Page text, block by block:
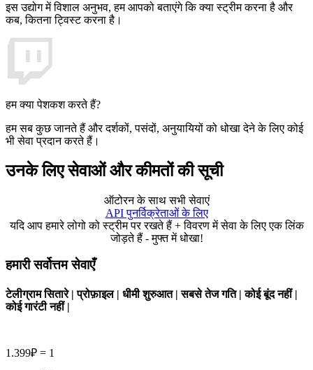
इस उद्योग में विशाल अनुभव, हम आपको बताएंगे कि क्या स्ट्रीम करना है और
कब, कितना ट्विस्ट करना है।
हम क्या पेशकश करते हैं?
हम सब कुछ जानते हैं और दर्शकों, पसंदों, अनुयायियों को धोखा देने के लिए कोई
भी सेवा प्रदान करते हैं।
उनके लिए सेवाओं और कीमतों की सूची
ऑटोरन के साथ सभी सेवाएं
API पुनर्विक्रेताओं के लिए
यदि आप हमारे लोगो को स्ट्रीम पर रखते हैं + विवरण में सेवा के लिए एक लिंक
जोड़ते हैं - मुफ्त में धोखा!
हमारी सर्वोत्तम सेवाएँ
टेलीग्राम सितारे | प्रोफ़ाइल | धीमी शुरुआत | सबसे तेज गति | कोई बूंद नहीं |
कोई गारंटी नहीं |
1.399₽ = 1